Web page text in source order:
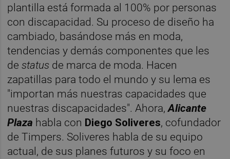
plantilla está formada al 100% por personas
con discapacidad. Su proceso de diseño ha
cambiado, basándose más en moda,
tendencias y demás componentes que les
destatus de marca de moda. Hacen
zapatillas para todo el mundo y su lema es
"importan más nuestras capacidades que
nuestras discapacidades". Ahora,Alicante
Plaza habla con Diego Soliveres, cofundador
de Timpers. Soliveres habla de su equipo
actual, de sus planes futuros y su foco en